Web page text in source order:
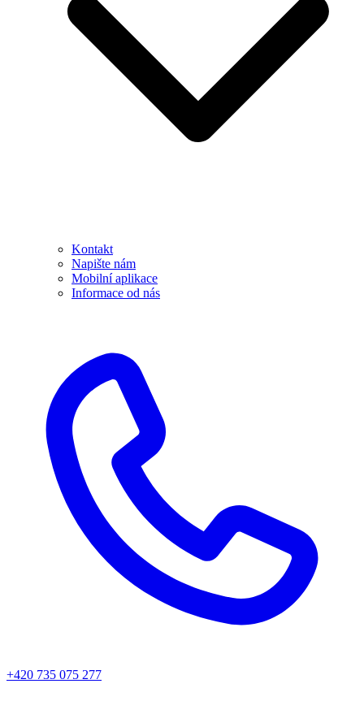
Kontakt
Napište nám
Mobilní aplikace
Informace od nás
+420 735 075 277